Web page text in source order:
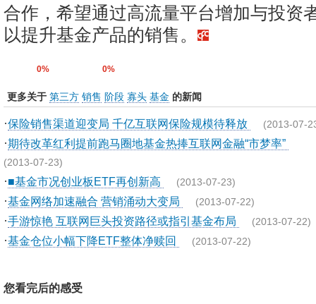
合作，希望通过高流量平台增加与投资
以提升基金产品的销售。
0% 0%
更多关于 第三方 销售 阶段 寡头 基金 的新闻
·保险销售渠道迎变局 千亿互联网保险规模待释放 (2013-07-
·期待改革红利提前跑马圈地基金热捧互联网金融“市梦率”
(2013-07-23)
·■基金市况创业板ETF再创新高 (2013-07-23)
·基金网络加速融合 营销涌动大变局 (2013-07-22)
·手游惊艳 互联网巨头投资路径或指引基金布局 (2013-07-22)
·基金仓位小幅下降ETF整体净赎回 (2013-07-22)
您看完后的感受